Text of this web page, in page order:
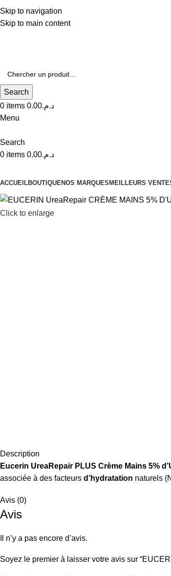
Skip to navigation
Skip to main content
Livraison Gratuite à Partir de 600dhs
Search
0 items د.م.0.00
Menu
Search
0 items د.م.0.00
ACCUEILBOUTIQUENOS MARQUES MEILLEURS
Click to enlarge
Description
Eucerin UreaRepair PLUS Crème Mains 5%
associée à des facteurs d’hydratation naturels
Avis (0)
Avis
Il n’y a pas encore d’avis.
Soyez le premier à laisser votre avis sur